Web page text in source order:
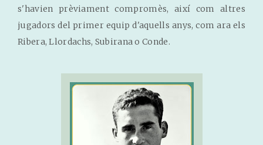
s'havien prèviament compromès, així com altres
jugadors del primer equip d'aquells anys, com ara els
Ribera, Llordachs, Subirana o Conde.